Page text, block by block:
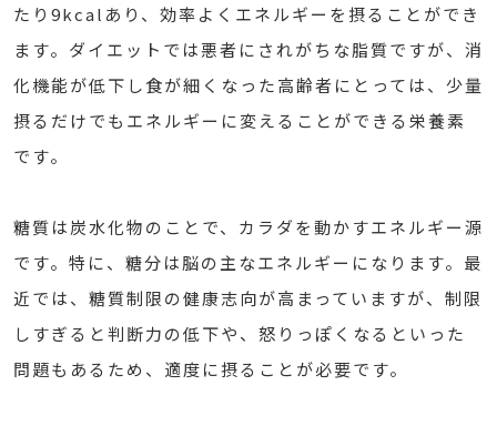
たり9kcalあり、効率よくエネルギーを摂ることができ
ます。ダイエットでは悪者にされがちな脂質ですが、消
化機能が低下し食が細くなった高齢者にとっては、少量
摂るだけでもエネルギーに変えることができる栄養素
です。
糖質は炭水化物のことで、カラダを動かすエネルギー源
です。特に、糖分は脳の主なエネルギーになります。最
近では、糖質制限の健康志向が高まっていますが、制限
しすぎると判断力の低下や、怒りっぽくなるといった
問題もあるため、適度に摂ることが必要です。